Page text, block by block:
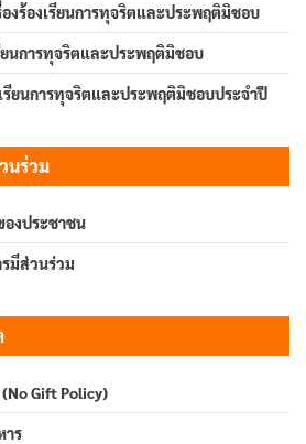
งร้องเรียนการทุจริตและประพฤติมิชอบ
ยนการทุจริตและประพฤติมิชอบ
รียนการทุจริตและประพฤติมิชอบประจำปี
นร่วม
องประชาชน
รมีส่วนร่วม
Gift Policy)
าร